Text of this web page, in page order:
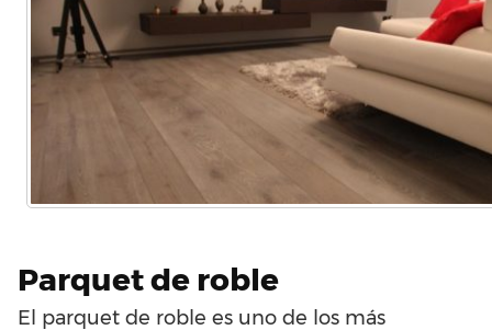
Parquet de roble
El parquet de roble es uno de los más